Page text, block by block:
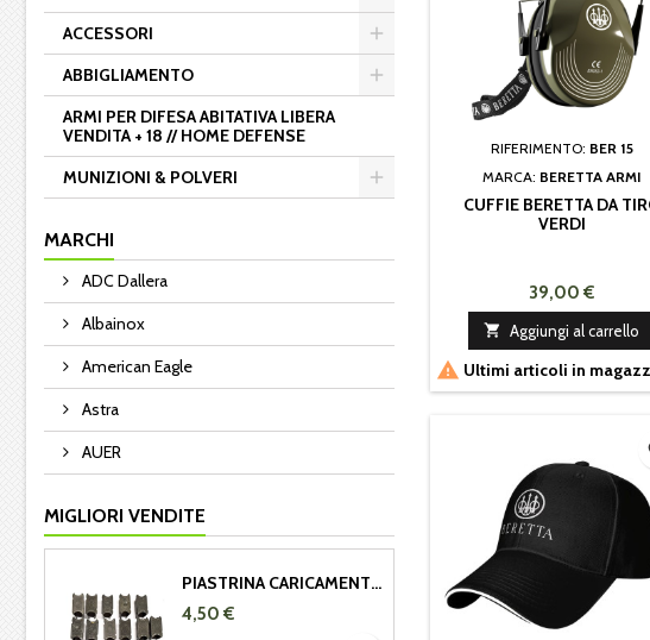
ACCESSORI
ABBIGLIAMENTO
ARMI PER DIFESA ABITATIVA LIBERA
VENDITA + 18 // HOME DEFENSE
MUNIZIONI & POLVERI
MARCHI
ADC Dallera
Albainox
American Eagle
Astra
AUER
MIGLIORI VENDITE
PIASTRINA CARICAMENTO GARAND 308 - 30.06
4,50 €
RIFERIMENTO: BER 15
MARCA: BERETTA ARMI
CUFFIE BERETTA DA
VERDI
39,00 €
 Aggiungi al carrello
 Ultimi articoli in